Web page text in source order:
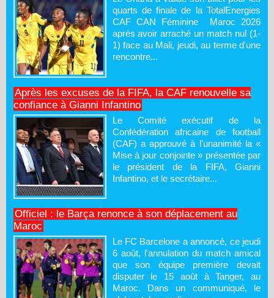
quarts de finale de la TotalEnergies
CAF CAN Féminine Maroc 2026
après avoir arraché un match nul (1-
1) face au Mali, jeudi, au terme d'une
rencontre...
Après les excuses de la FIFA, la CAF renouvelle sa
confiance à Gianni Infantino
Le Comité exécutif de la
Confédération africaine de football
(CAF) a approuvé à l'unanimité la «
Mise à jour conjointe » présentée par
le président de la FIFA, Gianni
Infantino, et le secrétaire...
Officiel : le Barça renonce à son déplacement au
Maroc
Le FC Barcelone a annoncé, ce jeudi
6 août, l'annulation du match amical
que son équipe première devait
disputer le 15 août à Tanger, au
Maroc. Dans un communiqué, le